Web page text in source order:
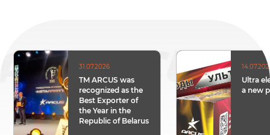
31.07.2026
TM ARCUS was
recognized as the
Best Exporter of
the Year in the
Republic of Belarus
Ultra
a new